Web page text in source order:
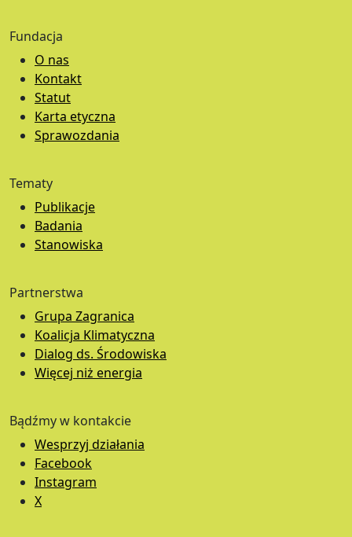
Fundacja
O nas
Kontakt
Statut
Karta etyczna
Sprawozdania
Tematy
Publikacje
Badania
Stanowiska
Partnerstwa
Grupa Zagranica
Koalicja Klimatyczna
Dialog ds. Środowiska
Więcej niż energia
Bądźmy w kontakcie
Wesprzyj działania
Facebook
Instagram
X